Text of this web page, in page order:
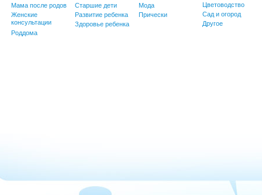
Мама после родов
Женские
консультации
Роддома
Старшие дети
Развитие ребенка
Здоровье ребенка
Мода
Прически
Цветоводство
Сад и огород
Другое